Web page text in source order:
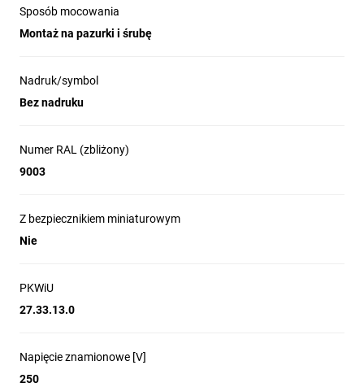
Sposób mocowania
Montaż na pazurki i śrubę
Nadruk/symbol
Bez nadruku
Numer RAL (zbliżony)
9003
Z bezpiecznikiem miniaturowym
Nie
PKWiU
27.33.13.0
Napięcie znamionowe [V]
250